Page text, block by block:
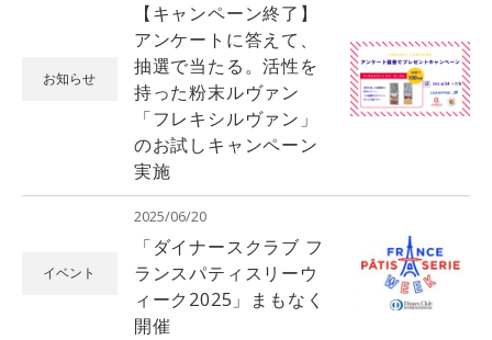
お知らせ
【キャンペーン終了】
アンケートに答えて、
抽選で当たる。活性を
持った粉末ルヴァン
「フレキシルヴァン」
のお試しキャンペーン
実施
イベント
2025/06/20
「ダイナースクラブ フ
ランスパティスリーウ
ィーク2025」まもなく
開催